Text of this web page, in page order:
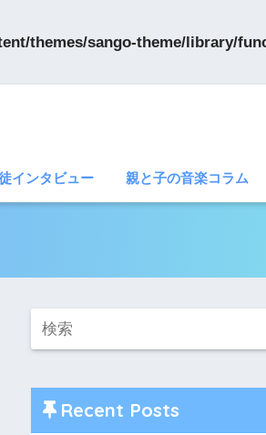
themes/sango-theme/library/
インタビュー 親と子の音楽コラム
Recent Posts